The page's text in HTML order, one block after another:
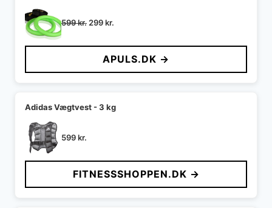
599kr. Den
pris
599 kr..
299kr.
pris
er:
299 kr..
APULS.DK →
Adidas Vægtvest - 3 kg
599kr.
FITNESSSHOPPEN.DK →